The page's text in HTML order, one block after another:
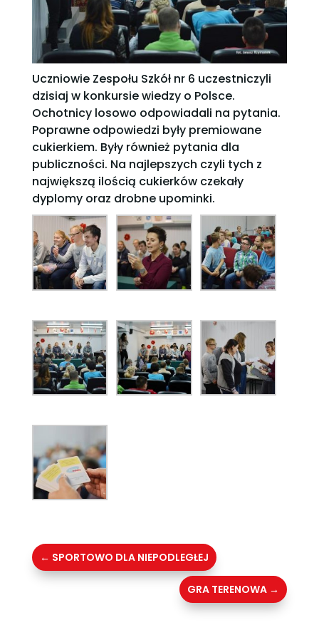
Uczniowie Zespołu Szkół nr 6 uczestniczyli
dzisiaj w konkursie wiedzy o Polsce.
Ochotnicy losowo odpowiadali na pytania.
Poprawne odpowiedzi były premiowane
cukierkiem. Były również pytania dla
publiczności. Na najlepszych czyli tych z
największą ilością cukierków czekały
dyplomy oraz drobne upominki.
← SPORTOWO DLA NIEPODLEGŁEJ
GRA TERENOWA →